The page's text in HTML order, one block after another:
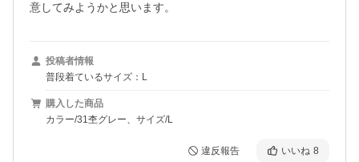
意してみようかと思います。
投稿者情報
普段着ているサイズ：L
購入した商品
カラー/31杢グレー、サイズ/L
違反報告 いいね 8